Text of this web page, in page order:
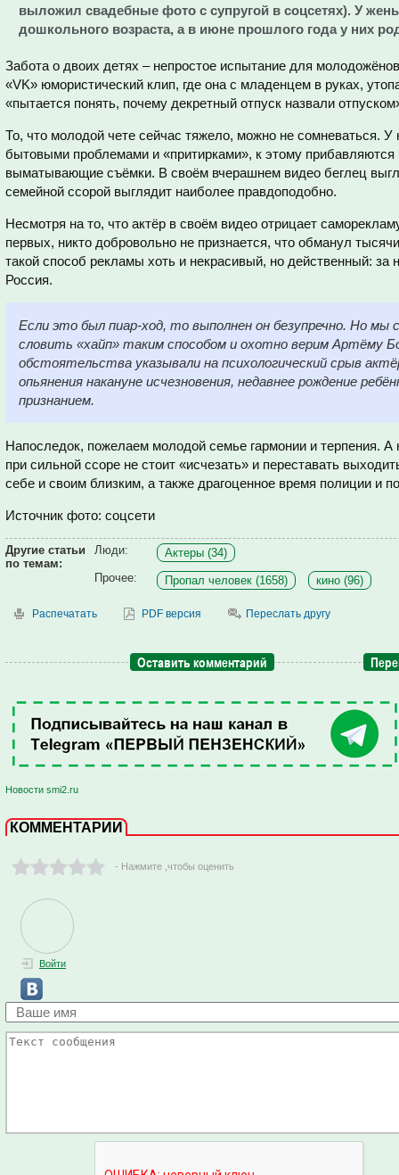
выложил свадебные фото с супругой в соцсетях). У
дошкольного возраста, а в июне прошлого года у них
Забота о двоих детях – непростое испытание для
«VK» юмористический клип, где она с младенцем в руках,
«пытается понять, почему декретный отпуск назвали
То, что молодой чете сейчас тяжело, можно не сомневаться.
бытовыми проблемами и «притирками», к этому прибавляются
выматывающие съёмки. В своём вчерашнем видео беглец
семейной ссорой выглядит наиболее правдоподобно.
Несмотря на то, что актёр в своём видео отрицает
первых, никто добровольно не признается, что обманул
такой способ рекламы хоть и некрасивый, но действенный: за
Россия.
Если это был пиар-ход, то выполнен он безупречно. Но мы
словить «хайп» таким способом и охотно верим Артёму
обстоятельства указывали на психологический срыв
опьянения накануне исчезновения, недавнее рождение
признанием.
Напоследок, пожелаем молодой семье гармонии и терпения.
при сильной ссоре не стоит «исчезать» и переставать
себе и своим близким, а также драгоценное время полиции и
Источник фото: соцсети
Другие статьи
по темам:
Люди:
Актеры (34)
Прочее:
Пропал человек (1658) кино (96)
Распечатать PDF версия Переслать другу
Оставить комментарий
Новости smi2.ru
КОММЕНТАРИИ
- Нажмите ,чтобы оценить
Войти